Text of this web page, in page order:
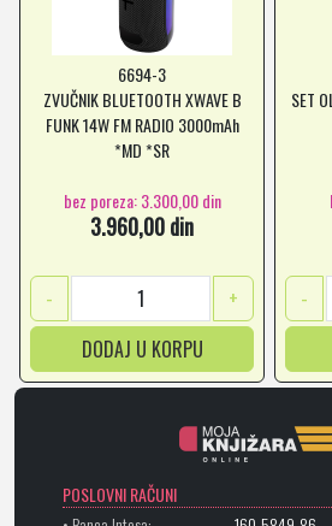
6694-3
ZVUČNIK BLUETOOTH XWAVE B
FUNK 14W FM RADIO 3000mAh
*MD *SR
bez poreza: 3.300,00 din
3.960,00 din
-
+
DODAJ U KORPU
SET
-
POSLOVNI RAČUNI